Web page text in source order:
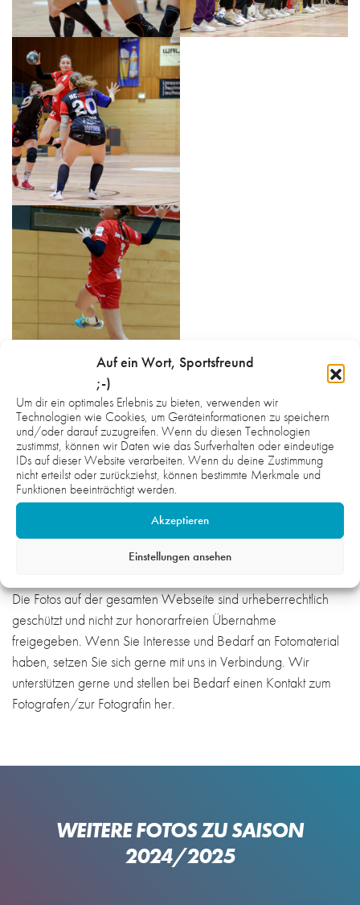
Auf ein Wort, Sportsfreund
;-)
Um dir ein optimales Erlebnis zu bieten, verwenden wir
Technologien wie Cookies, um Geräteinformationen zu speichern
und/oder darauf zuzugreifen. Wenn du diesen Technologien
zustimmst, können wir Daten wie das Surfverhalten oder eindeutige
IDs auf dieser Website verarbeiten. Wenn du deine Zustimmung
nicht erteilst oder zurückziehst, können bestimmte Merkmale und
Funktionen beeinträchtigt werden.
Akzeptieren
Einstellungen ansehen
Die Fotos auf der gesamten Webseite sind urheberrechtlich
geschützt und nicht zur honorarfreien Übernahme
freigegeben. Wenn Sie Interesse und Bedarf an Fotomaterial
haben, setzen Sie sich gerne mit uns in Verbindung. Wir
unterstützen gerne und stellen bei Bedarf einen Kontakt zum
Fotografen/zur Fotografin her.
WEITERE FOTOS ZU SAISON
2024/2025